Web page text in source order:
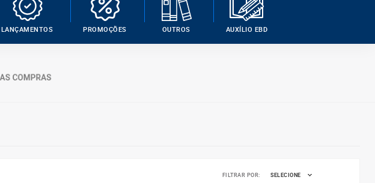
LANÇAMENTOS PROMOÇÕES OUTROS AUXÍLIO EBD
FILTRAR POR: SELECIONE